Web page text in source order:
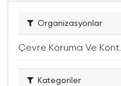
Organizasyonlar
Çevre Koruma Ve Kont...
Kategoriler